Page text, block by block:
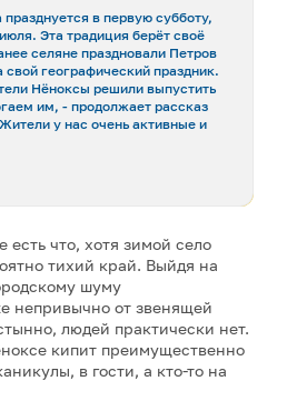
в первую субботу,
Эта традиция берёт своё
селяне праздновали Петров
свой географический праздник.
Нёноксы решили выпустить
им, - продолжает рассказ
у нас очень активные и
есть что, хотя зимой село
тихий край. Выйдя на
шуму
непривычно от звенящей
людей практически нет.
кипит преимущественно
в гости, а кто-то на